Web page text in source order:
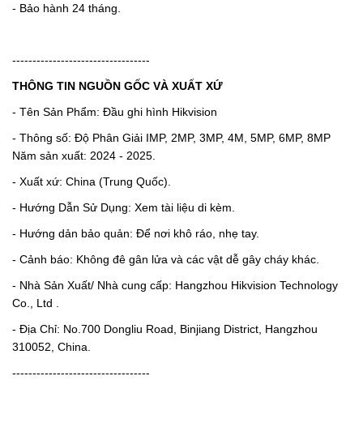
- Bảo hành 24 tháng.
----------------------------------
THÔNG TIN NGUỒN GỐC VÀ XUẤT XỨ
- Tên Sản Phẩm: Đầu ghi hình Hikvision
- Thông số: Độ Phân Giải IMP, 2MP, 3MP, 4M, 5MP, 6MP, 8MP
Năm sản xuất: 2024 - 2025.
- Xuất xứ: China (Trung Quốc).
- Hướng Dẫn Sử Dụng: Xem tài liệu di kèm.
- Hướng dản bảo quản: Để nơi khô ráo, nhẹ tay.
- Cảnh báo: Không đê gân lửa và các vật dễ gây cháy khác.
- Nhà Sản Xuất/ Nhà cung cấp: Hangzhou Hikvision Technology
Co., Ltd .
- Địa Chỉ: No.700 Dongliu Road, Binjiang District, Hangzhou
310052, China.
----------------------------------